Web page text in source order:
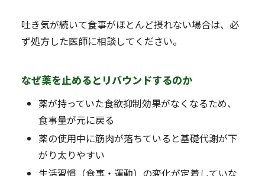
吐き気が続いて食事がほとんど摂れない場合は、必
ず処方した医師に相談してください。
なぜ薬を止めるとリバウンドするのか
薬が持っていた食欲抑制効果がなくなるため、
食事量が元に戻る
薬の使用中に筋肉が落ちていると基礎代謝が下
がり太りやすい
生活習慣（食事・運動）の変化が定着していな